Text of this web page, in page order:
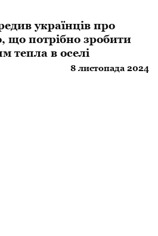
українців про
що потрібно зробити
тепла в оселі
8 листопада 2024